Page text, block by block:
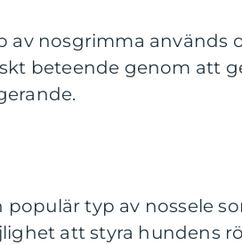
av nosgrimma används
beteende genom att
populär typ av nossele
att styra hundens